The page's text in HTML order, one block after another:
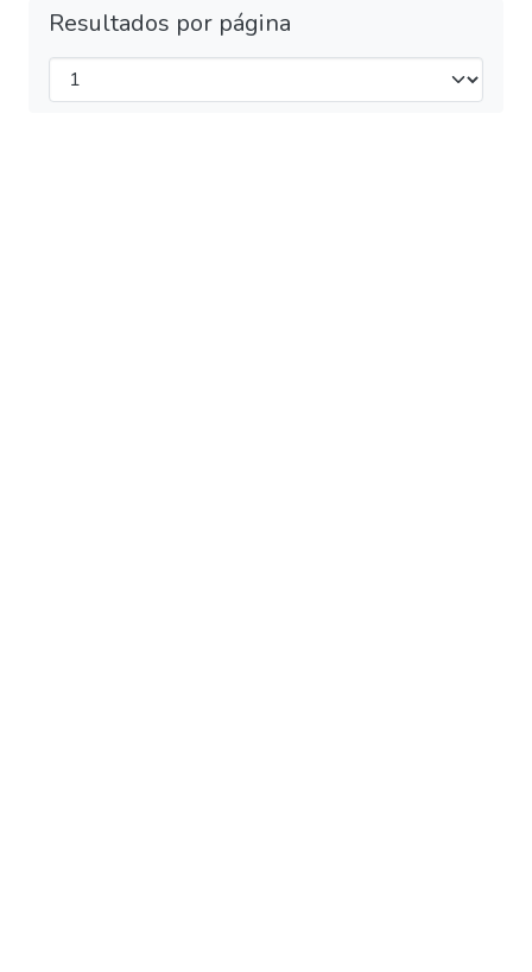
Resultados por página